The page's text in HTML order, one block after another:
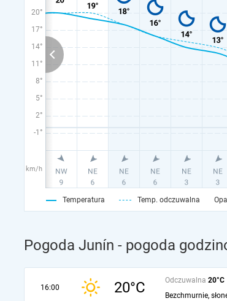
20°
17°
14°
11°
8°
5°
2°
-1°
km/h
Temperatura Temp. odczuwalna
Pogoda Junín - pogoda
16:00 20°C Odczuwalna 20°C
Bezchmurnie,